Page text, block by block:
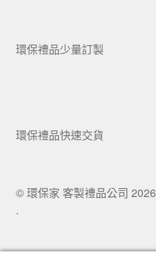
環保禮品少量訂製
環保禮品快速交貨
© 環保家 客製禮品公司 2026
.